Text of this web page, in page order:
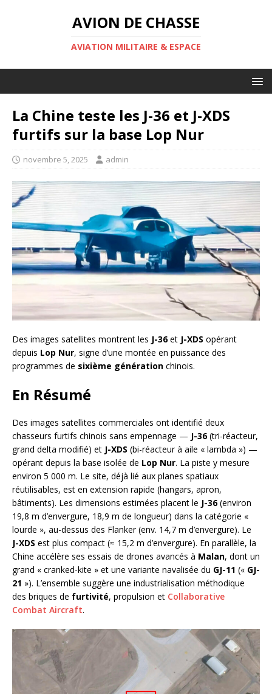
AVION DE CHASSE
AVIATION MILITAIRE & ESPACE
La Chine teste les J-36 et J-XDS
furtifs sur la base Lop Nur
novembre 5, 2025 admin
Des images satellites montrent les J-36et J-XDS opérant
depuis Lop Nur, signe d’une montée en puissance des
programmes de sixième génération chinois.
En Résumé
Des images satellites commerciales ont identifié deux
chasseurs furtifs chinois sans empennage — J-36(tri-réacteur,
grand delta modifié) et J-XDS (bi-réacteur à aile « lambda ») —
opérant depuis la base isolée de Lop Nur. La piste y mesure
environ 5 000 m. Le site, déjà lié aux planes spatiaux
réutilisables, est en extension rapide (hangars, apron,
bâtiments). Les dimensions estimées placent le J-36(environ
19,8 m d’envergure, 18,9 m de longueur) dans la catégorie «
lourde », au-dessus des Flanker (env. 14,7 m d’envergure). Le
J-XDS est plus compact (≈ 15,2 m d’envergure). En parallèle, la
Chine accélère ses essais de drones avancés à Malan, dont un
grand « cranked-kite » et une variante navalisée du GJ-11 (« GJ-
21 »). L’ensemble suggère une industrialisation méthodique
des briques de furtivité, propulsion et Collaborative
Combat Aircraft.